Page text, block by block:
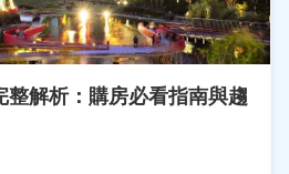
整解析：購房必看指南與趨